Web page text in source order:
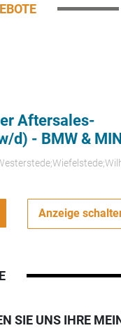
Aftersales-
d) - BMW &
Anzeige
SIE UNS IHRE